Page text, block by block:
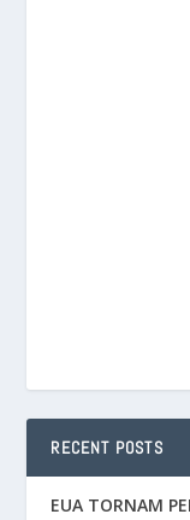
RECENT POSTS
EUA TORNAM